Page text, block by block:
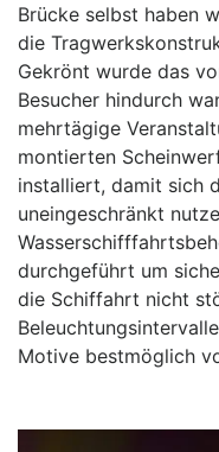
Brücke selbst haben
die
Gekrönt wurde das
Besucher hindurch
mehrtägige
montierten
installiert, damit sich
uneingeschränkt
durchgeführt um
die Schiffahrt nicht
Motive bestmöglich